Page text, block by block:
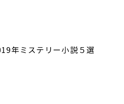
年ミステリー小説５選